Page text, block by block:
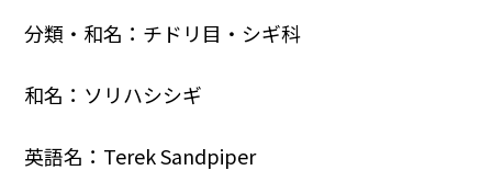
分類・和名：チドリ目・シギ科
和名：ソリハシシギ
英語名：Terek Sandpiper